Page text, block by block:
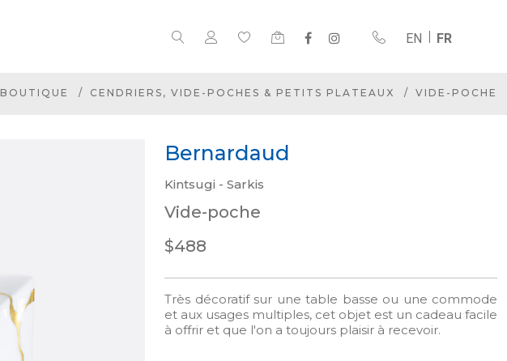
EN FR
BOUTIQUE CENDRIERS, VIDE-POCHES & PETITS PLATEAUX VIDE-POCHE
Bernardaud
Kintsugi - Sarkis
Vide-poche
$488
Très décoratif sur une table basse ou une commode
et aux usages multiples, cet objet est un cadeau facile
à offrir et que l'on a toujours plaisir à recevoir.